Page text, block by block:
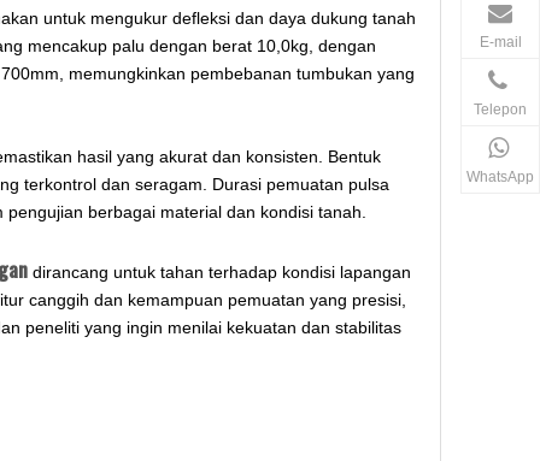
untuk mengukur defleksi dan daya dukung tanah
mencakup palu dengan berat 10,0kg, dengan
memungkinkan pembebanan tumbukan yang
hasil yang akurat dan konsisten. Bentuk
terkontrol dan seragam. Durasi pemuatan pulsa
berbagai material dan kondisi tanah.
dirancang untuk tahan terhadap kondisi lapangan
canggih dan kemampuan pemuatan yang presisi,
peneliti yang ingin menilai kekuatan dan stabilitas
E-mail
Telepon
WhatsApp